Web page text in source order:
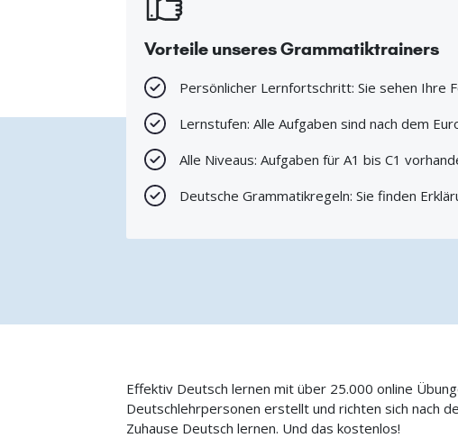
Vorteile unseres Grammatiktrainers
Persönlicher Lernfortschritt: Sie sehen Ihre
Lernstufen: Alle Aufgaben sind nach dem
Alle Niveaus: Aufgaben für A1 bis C1
Deutsche Grammatikregeln: Sie finden
Effektiv Deutsch lernen mit über 25.000 online
Deutschlehrpersonen erstellt und richten sich nach
Zuhause Deutsch lernen. Und das kostenlos!